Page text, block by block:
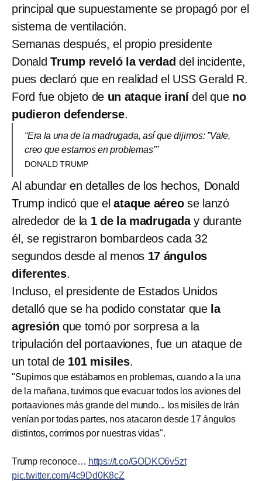
principal que supuestamente se propagó por el
sistema de ventilación.
Semanas después, el propio presidente
DonaldTrump reveló la verdad del incidente,
pues declaró que en realidad el USS Gerald R.
Ford fue objeto de un ataque iranídel que no
pudieron defenderse.
“Era la una de la madrugada, así que dijimos: ”Vale,
creo que estamos en problemas”"
DONALD TRUMP
Al abundar en detalles de los hechos, Donald
Trump indicó que elataque aéreose lanzó
alrededor de la 1 de la madrugaday durante
él, se registraron bombardeos cada 32
segundos desde al menos 17 ángulos
diferentes.
Incluso, el presidente de Estados Unidos
detalló que se ha podido constatar que la
agresión que tomó por sorpresa a la
tripulación del portaaviones, fue un ataque de
un total de 101 misiles.
"Supimos que estábamos en problemas, cuando a la una
de la mañana, tuvimos que evacuar todos los aviones del
portaaviones más grande del mundo... los misiles de Irán
venían por todas partes, nos atacaron desde 17 ángulos
distintos, corrimos por nuestras vidas".
Trump reconoce… https://t.co/GODKO6v5zt
pic.twitter.com/4c9Dd0K8cZ